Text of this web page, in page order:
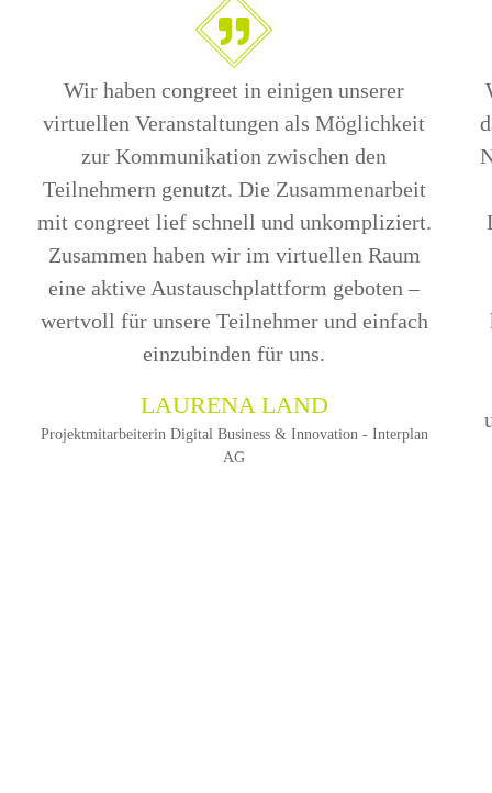
Wir haben congreet in einigen unserer
virtuellen Veranstaltungen als Möglichkeit
zur Kommunikation zwischen den
Teilnehmern genutzt. Die Zusammenarbeit
mit congreet lief schnell und unkompliziert.
Zusammen haben wir im virtuellen Raum
eine aktive Austauschplattform geboten –
wertvoll für unsere Teilnehmer und einfach
einzubinden für uns.
LAURENA LAND
Projektmitarbeiterin Digital Business & Innovation - Interplan
AG